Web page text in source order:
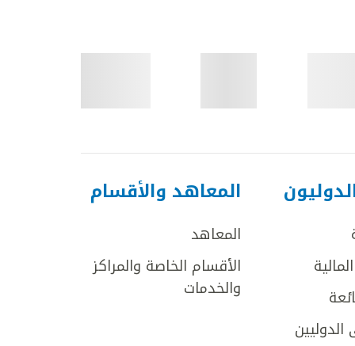
المعاهد والأقسام
المعاهد
الأقسام الخاصة والمراكز
والخدمات